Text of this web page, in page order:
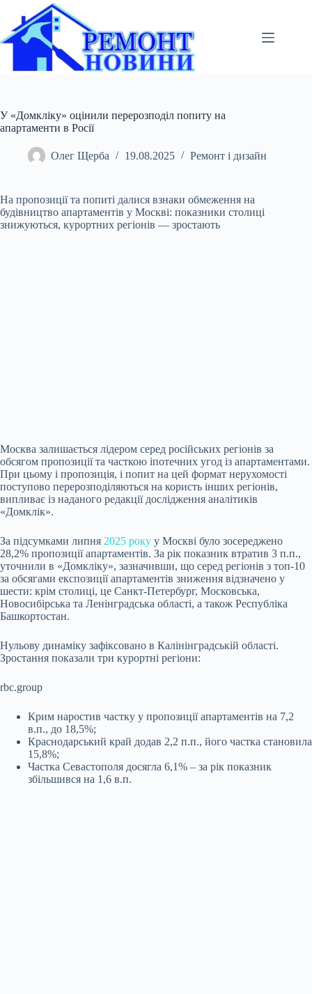
вмісту
У «Домкліку» оцінили перерозподіл попиту на
апартаменти в Росії
Олег Щерба 19.08.2025 Ремонт і дизайн
На пропозиції та попиті далися взнаки обмеження на
будівництво апартаментів у Москві: показники столиці
знижуються, курортних регіонів — зростають
Москва залишається лідером серед російських регіонів за
обсягом пропозиції та часткою іпотечних угод із апартаментами.
При цьому і пропозиція, і попит на цей формат нерухомості
поступово перерозподіляються на користь інших регіонів,
випливає із наданого редакції дослідження аналітиків
«Домклік».
За підсумками липня 2025 року у Москві було зосереджено
28,2% пропозиції апартаментів. За рік показник втратив 3 п.п.,
уточнили в «Домкліку», зазначивши, що серед регіонів з топ-10
за обсягами експозиції апартаментів зниження відзначено у
шести: крім столиці, це Санкт-Петербург, Московська,
Новосибірська та Ленінградська області, а також Республіка
Башкортостан.
Нульову динаміку зафіксовано в Калінінградській області.
Зростання показали три курортні регіони:
rbc.group
Крим наростив частку у пропозиції апартаментів на 7,2
в.п., до 18,5%;
Краснодарський край додав 2,2 п.п., його частка становила
15,8%;
Частка Севастополя досягла 6,1% – за рік показник
збільшився на 1,6 в.п.